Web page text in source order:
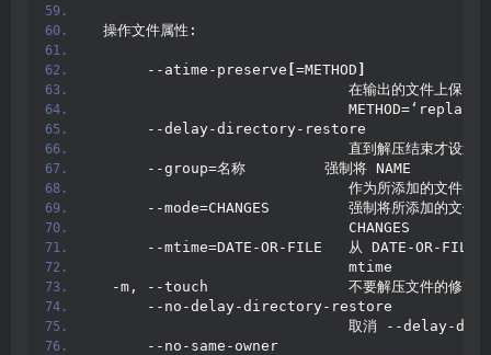
操作文件属性:
      --atime-preserve
=METHOD
在输出的文件上保留访
                             METHOD=‘replace’
      --delay-directory-restore
直到解压结束才设置修
      --group=名称         强制将 NAME
作为所添加的文件的组
      --mode=CHANGES         强制将所添加的文件
                             CHANGES
--mtime=DATE-OR-FILE   从 DATE-OR-FILE 中
                             mtime
-m, --touch                不要解压文件的修改
      --no-delay-directory-restore
取消 --delay-
      --no-same-owner